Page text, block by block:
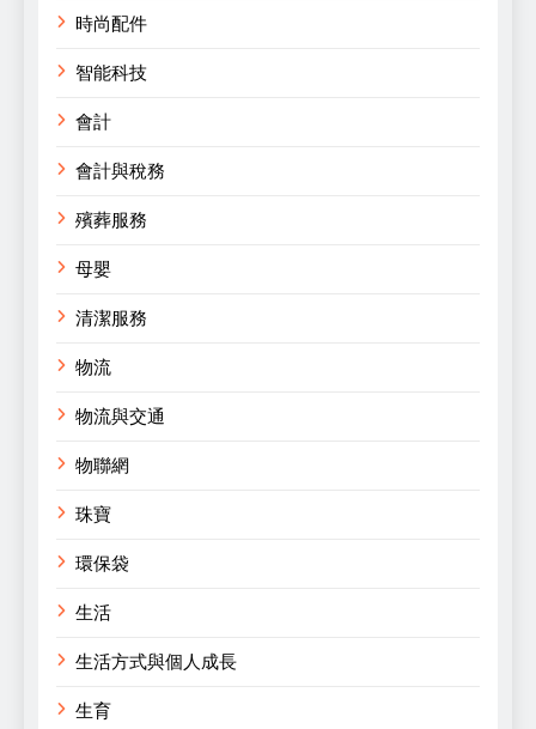
時尚配件
智能科技
會計
會計與稅務
殯葬服務
母嬰
清潔服務
物流
物流與交通
物聯網
珠寶
環保袋
生活
生活方式與個人成長
生育